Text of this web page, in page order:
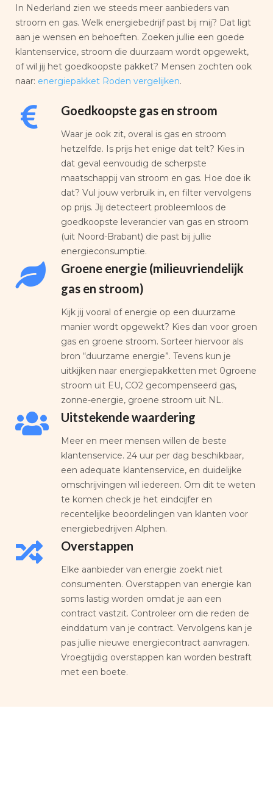
In Nederland zien we steeds meer aanbieders van
stroom en gas. Welk energiebedrijf past bij mij? Dat ligt
aan je wensen en behoeften. Zoeken jullie een goede
klantenservice, stroom die duurzaam wordt opgewekt,
of wil jij het goedkoopste pakket? Mensen zochten ook
naar: energiepakket Roden vergelijken.
Goedkoopste gas en stroom
Waar je ook zit, overal is gas en stroom
hetzelfde. Is prijs het enige dat telt? Kies in
dat geval eenvoudig de scherpste
maatschappij van stroom en gas. Hoe doe ik
dat? Vul jouw verbruik in, en filter vervolgens
op prijs. Jij detecteert probleemloos de
goedkoopste leverancier van gas en stroom
(uit Noord-Brabant) die past bij jullie
energieconsumptie.
Groene energie (milieuvriendelijk
gas en stroom)
Kijk jij vooral of energie op een duurzame
manier wordt opgewekt? Kies dan voor groen
gas en groene stroom. Sorteer hiervoor als
bron “duurzame energie”. Tevens kun je
uitkijken naar energiepakketten met 0groene
stroom uit EU, CO2 gecompenseerd gas,
zonne-energie, groene stroom uit NL.
Uitstekende waardering
Meer en meer mensen willen de beste
klantenservice. 24 uur per dag beschikbaar,
een adequate klantenservice, en duidelijke
omschrijvingen wil iedereen. Om dit te weten
te komen check je het eindcijfer en
recentelijke beoordelingen van klanten voor
energiebedrijven Alphen.
Overstappen
Elke aanbieder van energie zoekt niet
consumenten. Overstappen van energie kan
soms lastig worden omdat je aan een
contract vastzit. Controleer om die reden de
einddatum van je contract. Vervolgens kan je
pas jullie nieuwe energiecontract aanvragen.
Vroegtijdig overstappen kan worden bestraft
met een boete.